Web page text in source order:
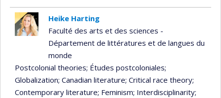
Heike Harting
Faculté des arts et des sciences -
Département de littératures et de langues du
monde
Postcolonial theories; Études postcoloniales;
Globalization; Canadian literature; Critical race theory;
Contemporary literature; Feminism; Interdisciplinarity;